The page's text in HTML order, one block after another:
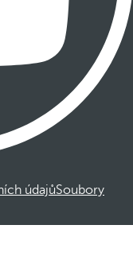
údajůSoubory